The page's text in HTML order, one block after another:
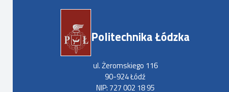
Politechnika Łódzka
ul. Żeromskiego 116
90-924 Łódź
NIP: 727 002 18 95